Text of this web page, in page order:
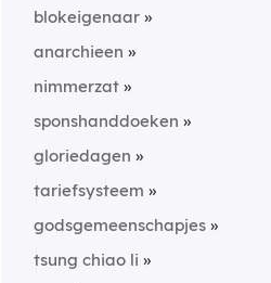
blokeigenaar
anarchieen
nimmerzat
sponshanddoeken
gloriedagen
tariefsysteem
godsgemeenschapjes
tsung chiao li